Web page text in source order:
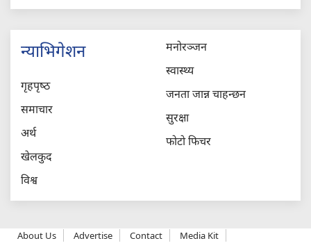
न्याभिगेशन
गृहपृष्‍ठ
समाचार
अर्थ
खेलकुद
विश्व
मनोरञ्जन
स्वास्थ्य
जनता जान्न चाहन्छन
सुरक्षा
फोटो फिचर
About Us Advertise Contact Media Kit